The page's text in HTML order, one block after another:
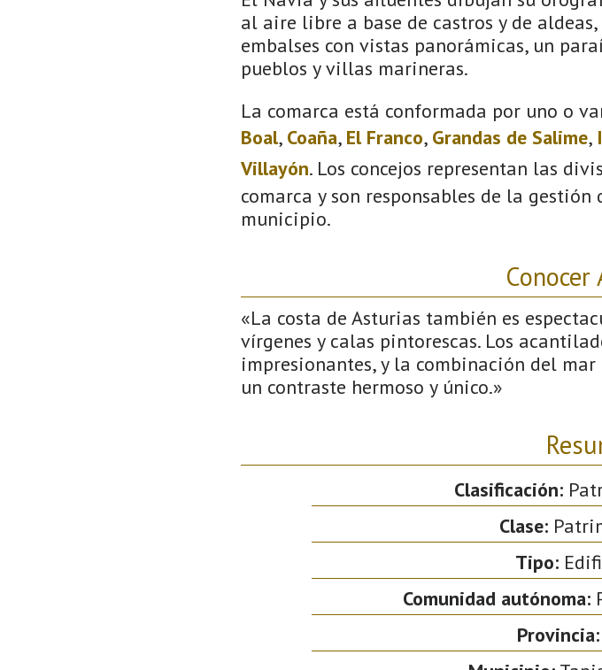
al aire libre a base de castros y de
embalses con vistas panorámicas, un
pueblos y villas marineras.
La comarca está conformada por uno o
Boal, Coaña, El Franco, Grandas de Salime,
Villayón. Los concejos representan las
comarca y son responsables de la
municipio.
«La costa de Asturias también es
vírgenes y calas pintorescas. Los
impresionantes, y la combinación del
un contraste hermoso y único.»
Clasificación:
Clase:
Tipo:
Comunidad autónoma:
Provincia: